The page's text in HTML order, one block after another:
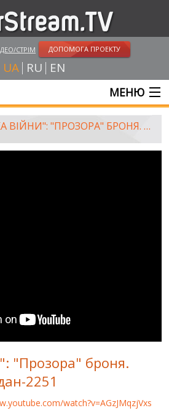
СТРІМ ДОПОМОГА ПРОЕКТУ
UA RU EN
МЕНЮ
"ТЕХНІКА ВІЙНИ": "ПРОЗОРА" БРОНЯ. УАЗ-452 VS БОГДАН-2251
"Прозора" броня.
2251
watch?v=AGzJMqzjVxs